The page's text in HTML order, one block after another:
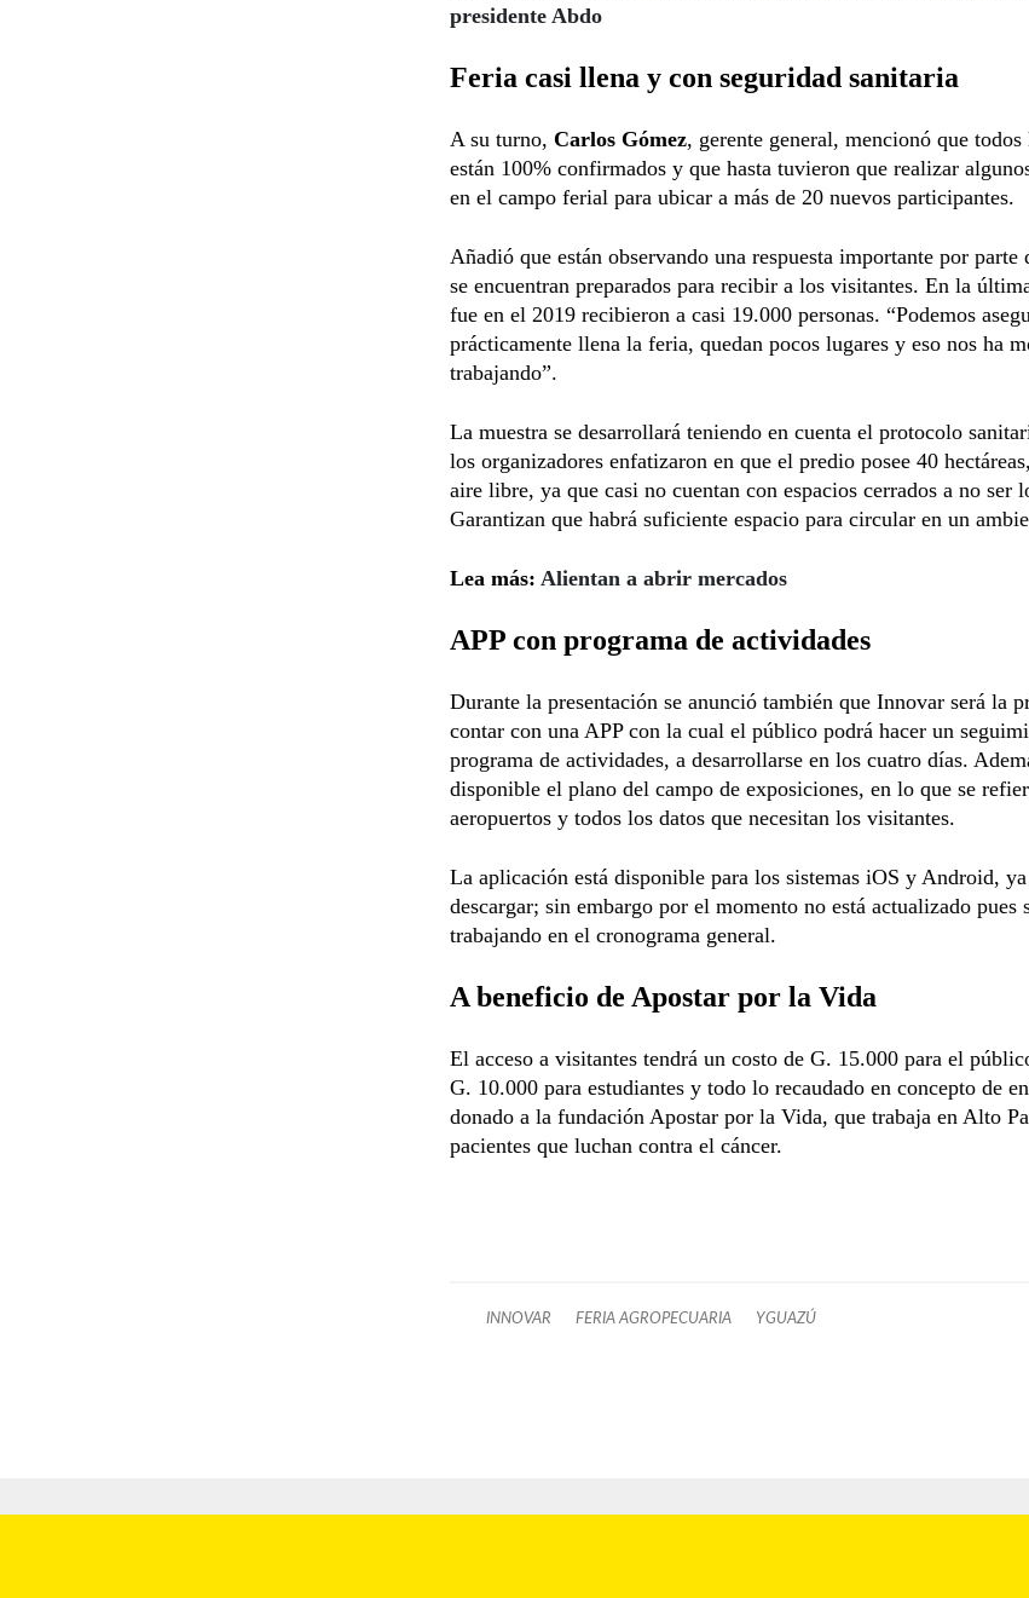
presidente Abdo
Feria casi llena y con seguridad sanitaria
A su turno, Carlos Gómez, gerente general, mencionó que
están 100% confirmados y que hasta tuvieron que realizar
en el campo ferial para ubicar a más de 20 nuevos participantes.
Añadió que están observando una respuesta importante por parte
se encuentran preparados para recibir a los visitantes. En la
fue en el 2019 recibieron a casi 19.000 personas. “Podemos
prácticamente llena la feria, quedan pocos lugares y eso nos ha
trabajando”.
La muestra se desarrollará teniendo en cuenta el protocolo
los organizadores enfatizaron en que el predio posee 40
aire libre, ya que casi no cuentan con espacios cerrados a no ser
Garantizan que habrá suficiente espacio para circular en un
Lea más: Alientan a abrir mercados
APP con programa de actividades
Durante la presentación se anunció también que Innovar será la
contar con una APP con la cual el público podrá hacer un
programa de actividades, a desarrollarse en los cuatro días.
disponible el plano del campo de exposiciones, en lo que se
aeropuertos y todos los datos que necesitan los visitantes.
La aplicación está disponible para los sistemas iOS y Android, ya
descargar; sin embargo por el momento no está actualizado pues
trabajando en el cronograma general.
A beneficio de Apostar por la Vida
El acceso a visitantes tendrá un costo de G. 15.000 para el
G. 10.000 para estudiantes y todo lo recaudado en concepto de
donado a la fundación Apostar por la Vida, que trabaja en Alto
pacientes que luchan contra el cáncer.
INNOVAR FERIA AGROPECUARIA YGUAZÚ